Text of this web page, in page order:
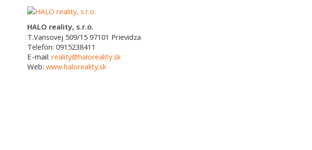
HALO reality, s.r.o.
T.Vansovej 509/15 97101 Prievidza
Telefon: 0915238411
E-mail: reality@haloreality.sk
Web: www.haloreality.sk